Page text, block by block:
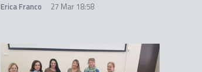
Erica Franco 27 Mar 18:58